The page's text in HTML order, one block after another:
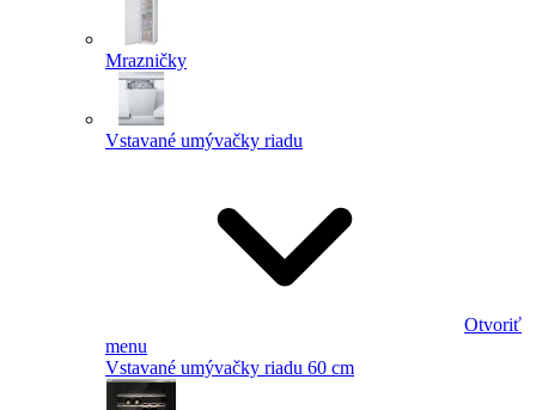
Mrazničky
Vstavané umývačky riadu
Otvoriť
menu
Vstavané umývačky riadu 60 cm